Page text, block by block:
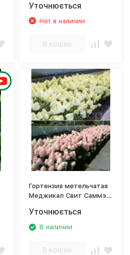
Diamant Rouge
Уточнюється
Нет в наличии
В кошик
Гортензия метельчатая
Меджикал Свит Саммэр
Magical Sweet Summer
Уточнюється
В наличии
В кошик